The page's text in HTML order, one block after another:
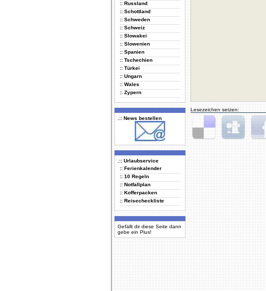
:: Russland
:: Schottland
:: Schweden
:: Schweiz
:: Slowakei
:: Slowenien
:: Spanien
:: Tschechien
:: Türkei
:: Ungarn
:: Wales
:: Zypern
.:: News bestellen
.:: Urlaubservice
:: Ferienkalender
:: 10 Regeln
:: Notfallplan
:: Kofferpacken
:: Reisecheckliste
Gefällt dir diese Seite dann
gebe ein Plus!
Lesezeichen setzen:
Delicious Digg